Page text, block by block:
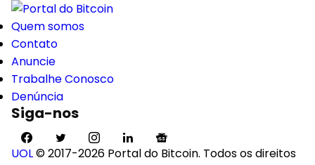
Quem somos
Contato
Anuncie
Trabalhe Conosco
Denúncia
Siga-nos
UOL© 2017-2026 Portal do Bitcoin. Todos os direitos